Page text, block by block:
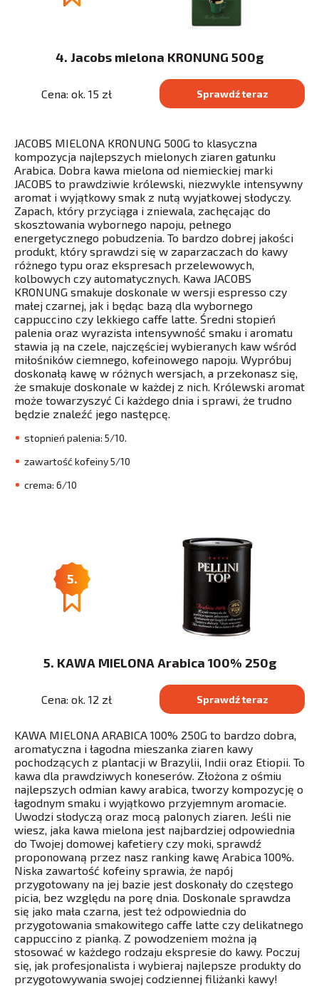
4. Jacobs mielona KRONUNG 500g
Cena: ok. 15 zł Sprawdź teraz
JACOBS MIELONA KRONUNG 500G to klasyczna
kompozycja najlepszych mielonych ziaren gatunku
Arabica. Dobra kawa mielona od niemieckiej marki
JACOBS to prawdziwie królewski, niezwykle intensywny
aromat i wyjątkowy smak z nutą wyjatkowej słodyczy.
Zapach, który przyciąga i zniewala, zachęcając do
skosztowania wybornego napoju, pełnego
energetycznego pobudzenia. To bardzo dobrej jakości
produkt, który sprawdzi się w zaparzaczach do kawy
różnego typu oraz ekspresach przelewowych,
kolbowych czy automatycznych. Kawa JACOBS
KRONUNG smakuje doskonale w wersji espresso czy
małej czarnej, jak i będąc bazą dla wybornego
cappuccino czy lekkiego caffe latte. Średni stopień
palenia oraz wyrazista intensywność smaku i aromatu
stawia ją na czele, najczęściej wybieranych kaw wśród
miłośników ciemnego, kofeinowego napoju. Wypróbuj
doskonałą kawę w różnych wersjach, a przekonasz się,
że smakuje doskonale w każdej z nich. Królewski aromat
może towarzyszyć Ci każdego dnia i sprawi, że trudno
będzie znaleźć jego następcę.
stopnień palenia: 5/10.
zawartość kofeiny 5/10
crema: 6/10
5.
5. KAWA MIELONA Arabica 100% 250g
Cena: ok. 12 zł Sprawdź teraz
KAWA MIELONA ARABICA 100% 250G to bardzo dobra,
aromatyczna i łagodna mieszanka ziaren kawy
pochodzących z plantacji w Brazylii, Indii oraz Etiopii. To
kawa dla prawdziwych koneserów. Złożona z ośmiu
najlepszych odmian kawy arabica, tworzy kompozycję o
łagodnym smaku i wyjątkowo przyjemnym aromacie.
Uwodzi słodyczą oraz mocą palonych ziaren. Jeśli nie
wiesz, jaka kawa mielona jest najbardziej odpowiednia
do Twojej domowej kafetiery czy moki, sprawdź
proponowaną przez nasz ranking kawę Arabica 100%.
Niska zawartość kofeiny sprawia, że napój
przygotowany na jej bazie jest doskonały do częstego
picia, bez względu na porę dnia. Doskonale sprawdza
się jako mała czarna, jest też odpowiednia do
przygotowania smakowitego caffe latte czy delikatnego
cappuccino z pianką. Z powodzeniem można ją
stosować w każdego rodzaju ekspresie do kawy. Poczuj
się, jak profesjonalista i wybieraj najlepsze produkty do
przygotowywania swojej codziennej filiżanki kawy!